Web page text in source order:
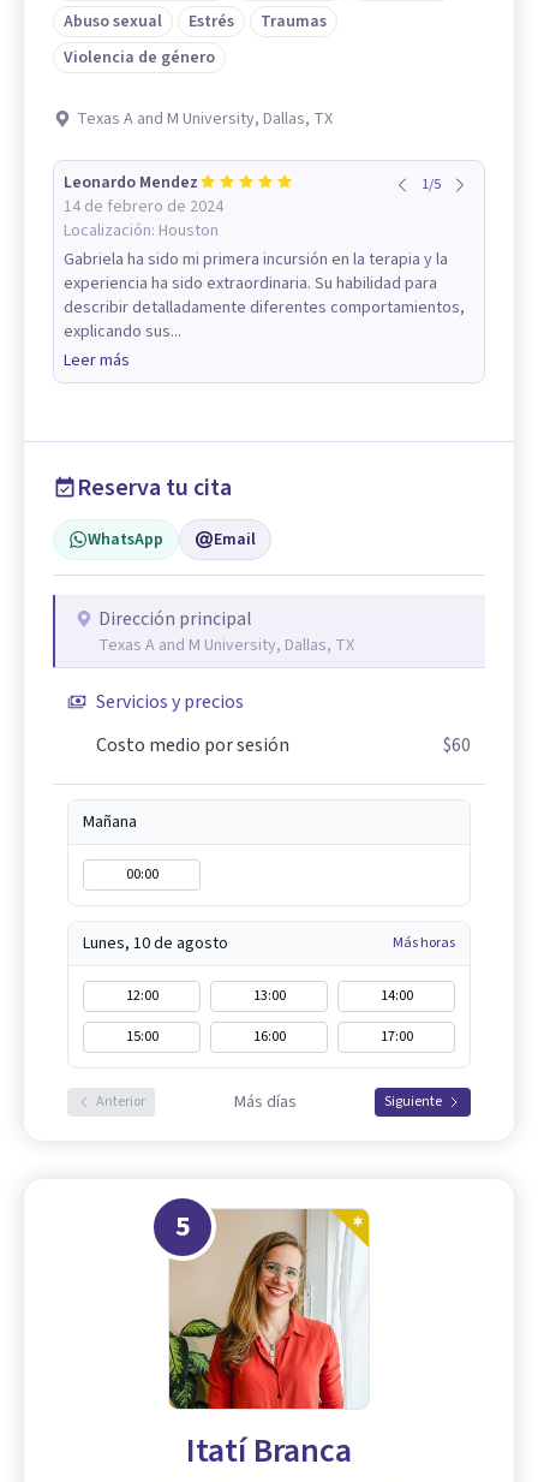
Abuso sexual
Estrés
Traumas
Violencia de género
Texas A and M University, Dallas, TX
Leonardo Mendez
14 de febrero de 2024
Localización: Houston
1/5
Gabriela ha sido mi primera incursión en la terapia y la
experiencia ha sido extraordinaria. Su habilidad para
describir detalladamente diferentes comportamientos,
explicando sus...
Leer más
Reserva tu cita
WhatsApp Email
Dirección principal
Texas A and M University, Dallas, TX
Servicios y precios
Costo medio por sesión
$60
Mañana
00:00
Lunes, 10 de agosto Más horas
12:00 13:00
14:00
15:00
16:00 17:00
Anterior Más días Siguiente
5
Itatí Branca